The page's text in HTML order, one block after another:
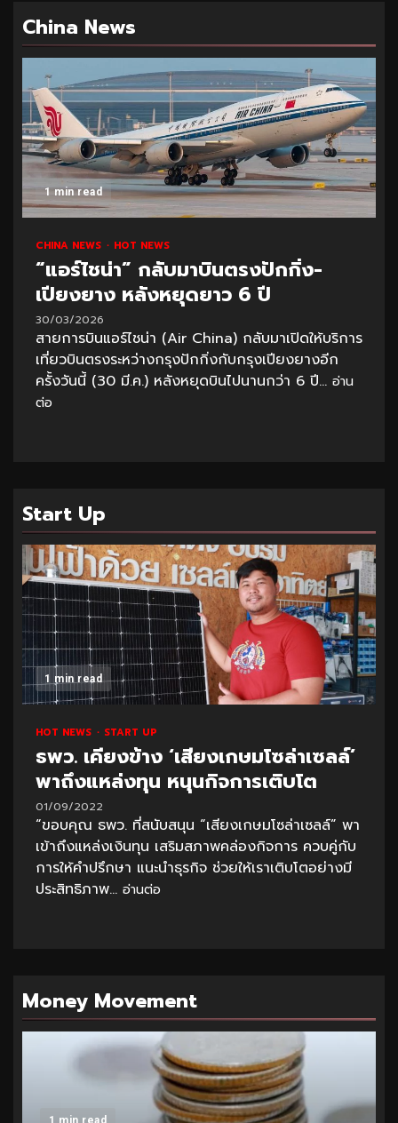
China News
1 min read
CHINA NEWS HOT NEWS
“แอร์ไชน่า” กลับมาบินตรงปักกิ่ง-
เปียงยาง หลังหยุดยาว 6 ปี
30/03/2026
สายการบินแอร์ไชน่า (Air China) กลับมาเปิดให้บริการ
เที่ยวบินตรงระหว่างกรุงปักกิ่งกับกรุงเปียงยางอีก
ครั้งวันนี้ (30 มี.ค.) หลังหยุดบินไปนานกว่า 6 ปี... อ่าน
ต่อ
Start Up
1 min read
HOT NEWS START UP
ธพว. เคียงข้าง ‘เสียงเกษมโซล่าเซลล์’
พาถึงแหล่งทุน หนุนกิจการเติบโต
01/09/2022
“ขอบคุณ ธพว. ที่สนับสนุน “เสียงเกษมโซล่าเซลล์” พา
เข้าถึงแหล่งเงินทุน เสริมสภาพคล่องกิจการ ควบคู่กับ
การให้คำปรึกษา แนะนำธุรกิจ ช่วยให้เราเติบโตอย่างมี
ประสิทธิภาพ... อ่านต่อ
Money Movement
1 min read